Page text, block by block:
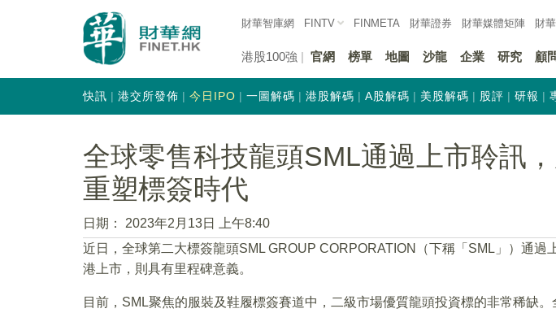
財華智庫網 FINTV FINMETA 財華證券 財華媒體矩陣 財華
港股100強 官網 榜單 地圖 沙龍 企業 研究 顧
快訊 港交所發佈 今日IPO 一圖解碼 港股解碼 A股解碼 美股解碼 股評 研報
全球零售科技龍頭SML通過上市聆訊
重塑標簽時代
日期：
2023年2月13日 上午8:40
近日，全球第二大標簽龍頭SML GROUP CORPORATION（下稱「SML」）通過
港上市，則具有里程碑意義。
目前，SML聚焦的服裝及鞋履標簽賽道中，二級市場優質龍頭投資標的非常稀缺